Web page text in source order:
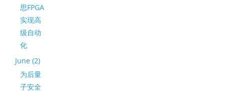
思FPGA
实现高
级自动
化
June (2)
为后量
子安全